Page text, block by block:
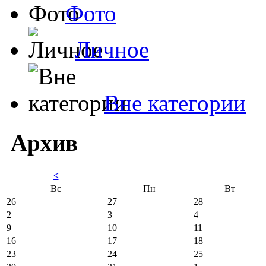
Фото
Личное
Вне категории
Архив
<
Вс
Пн
Вт
26
27
28
2
3
4
9
10
11
16
17
18
23
24
25